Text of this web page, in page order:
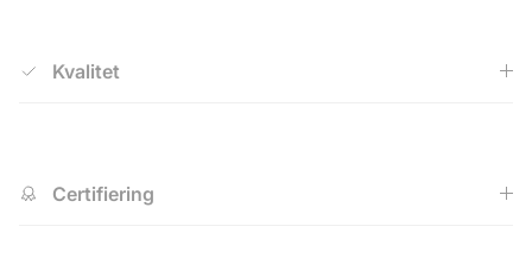
Kvalitet
Certifiering